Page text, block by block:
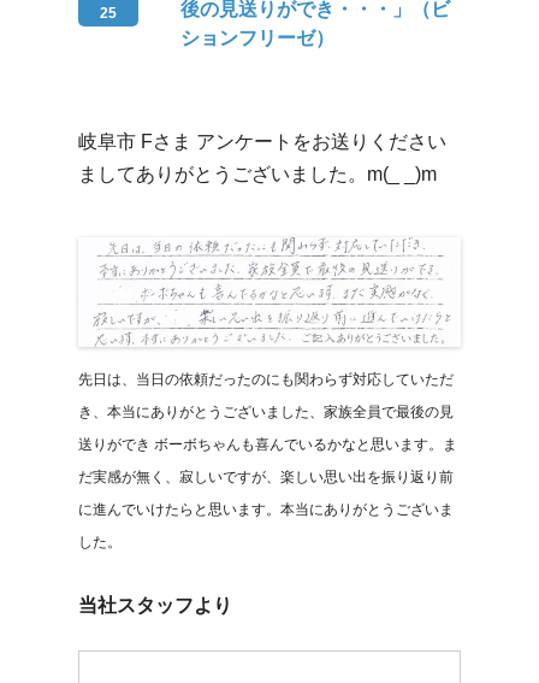
25
後の見送りができ・・・」（ビ
ションフリーゼ）
岐阜市 Fさま アンケートをお送りください
ましてありがとうございました。m(_ _)m
先日は、当日の依頼だったのにも関わらず対応していただ
き、本当にありがとうございました、家族全員で最後の見
送りができ ボーボちゃんも喜んでいるかなと思います。ま
だ実感が無く、寂しいですが、楽しい思い出を振り返り前
に進んでいけたらと思います。本当にありがとうございま
した。
当社スタッフより